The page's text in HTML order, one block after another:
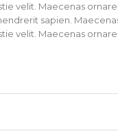
velit. Maecenas
sapien.
velit. Maecenas